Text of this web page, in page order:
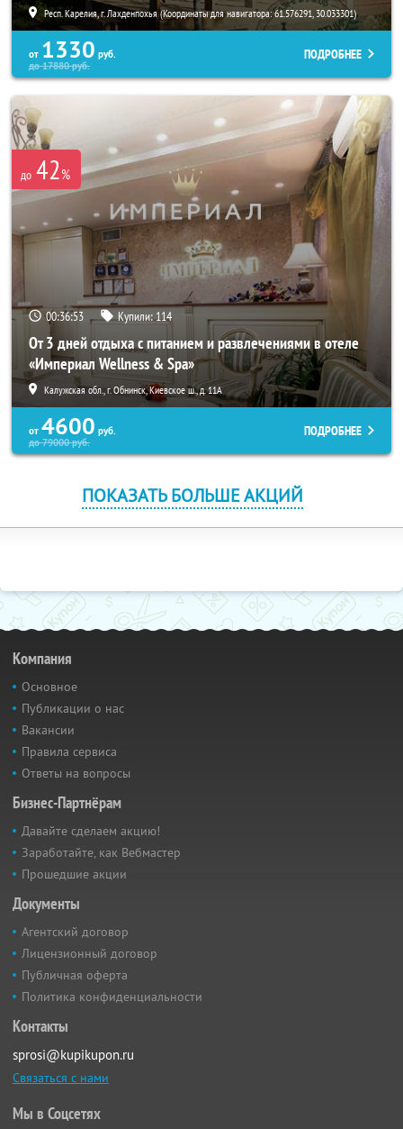
Респ. Карелия, г. Лахденпохья (Координаты для навигатора: 61.576291, 30.033301)
от 1330 руб.
до17880руб.
ПОДРОБНЕЕ
до 42%
00:36:52 Купили:114
От 3 дней отдыха с питанием и развлечениями в отеле
«Империал Wellness & Spa»
Калужская обл., г. Обнинск, Киевское ш., д. 11А
от 4600 руб.
до79000руб.
ПОДРОБНЕЕ
ПОКАЗАТЬ БОЛЬШЕ АКЦИЙ
Компания
Основное
Публикации о нас
Вакансии
Правила сервиса
Ответы на вопросы
Бизнес-Партнёрам
Давайте сделаем акцию!
Заработайте, как Вебмастер
Прошедшие акции
Документы
Агентский договор
Лицензионный договор
Публичная оферта
Политика конфиденциальности
Контакты
sprosi@kupikupon.ru
Связаться с нами
Мы в Соцсетях